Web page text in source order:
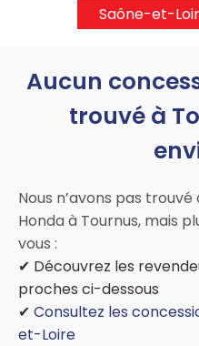
Saône-et-
Aucun
trouvé à
Nous n’avons pas
Honda à Tournus, mais
vous :
✔ Découvrez les
proches ci-dessous
✔ Consultez les
et-Loire